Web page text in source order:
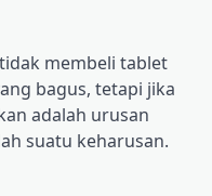
membeli tablet
bagus, tetapi jika
adalah urusan
suatu keharusan.